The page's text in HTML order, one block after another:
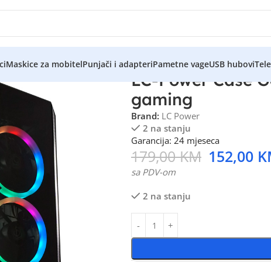
Maskice za mobitelPunjači i adapteriPametne vageUSB hubovi
LC-Power Case
gaming
Brand: LC Power
2 na stanju
Garancija: 24 mjeseca
179,00KM 152,00
sa PDV-om
2 na stanju